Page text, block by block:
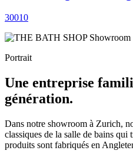
30010
Portrait
Une entreprise
génération.
Dans notre showroom à Zurich,
classiques de la salle de bains qui
produits sont fabriqués en